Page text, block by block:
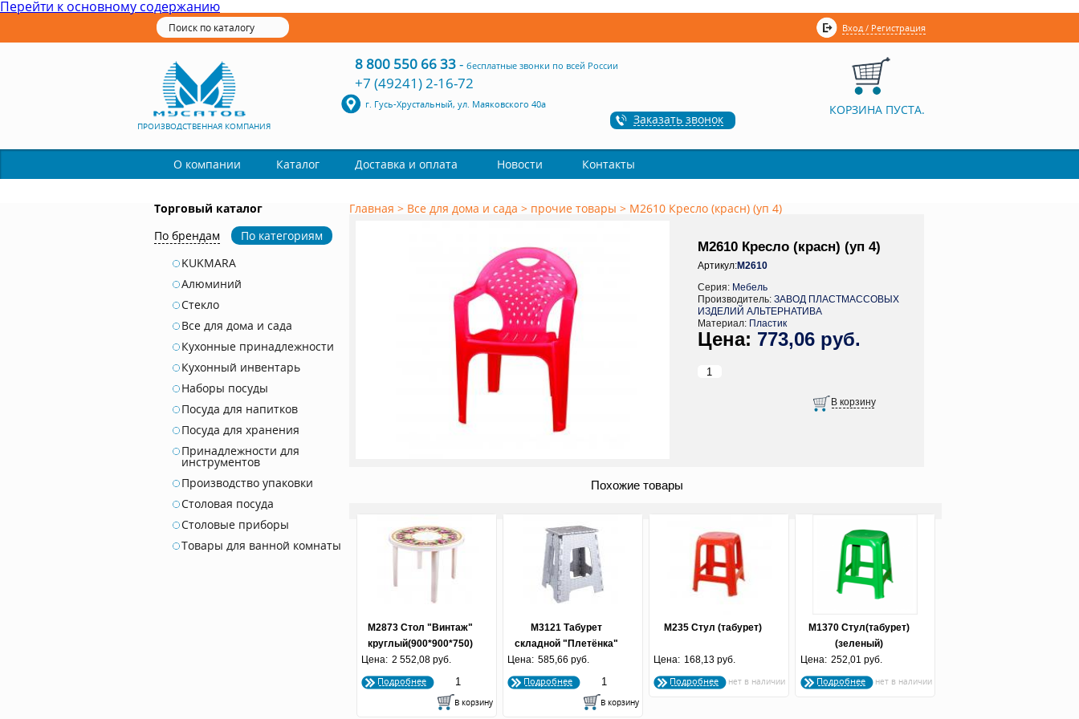
Перейти к основному содержанию
Вход / Регистрация
ПРОИЗВОДСТВЕННАЯ КОМПАНИЯ
8 800 550 66 33- бесплатные звонки по всей России
+7 (49241) 2-16-72
г. Гусь-Хрустальный, ул. Маяковского 40а
Заказать звонок
КОРЗИНА ПУСТА.
О компании Каталог Доставка и оплата Новости Контакты
Торговый каталог
По брендам
По категориям
KUKMARA
Алюминий
Стекло
Все для дома и сада
Кухонные принадлежности
Кухонный инвентарь
Наборы посуды
Посуда для напитков
Посуда для хранения
Принадлежности для
инструментов
Производство упаковки
Столовая посуда
Столовые приборы
Товары для ванной комнаты
Главная > Все для дома и сада > прочие товары > М2610 Кресло (красн) (уп 4)
М2610 Кресло (красн) (уп 4)
Артикул:М2610
Серия: Мебель
Производитель: ЗАВОД ПЛАСТМАССОВЫХ
ИЗДЕЛИЙ АЛЬТЕРНАТИВА
Материал: Пластик
773,06 руб.
Похожие товары
М2873 Стол "Винтаж"
круглый(900*900*750)
(белый)
Цена: 2 552,08 руб.
Подробнее
М3121 Табурет
складной "Плетёнка"
(большой) (по 5 шт.)
Цена: 585,66 руб.
Подробнее
М235 Стул (табурет)
Цена: 168,13 руб.
Подробнее
М1370 Стул(табурет)
(зеленый)
Цена: 252,01 руб.
Подробнее